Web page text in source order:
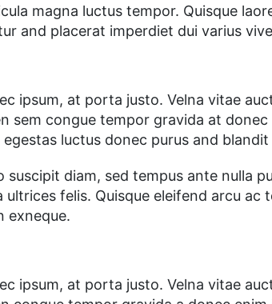
magna luctus tempor. Quisque
and placerat imperdiet dui varius
ipsum, at porta justo. Velna vitae
sem congue tempor gravida at
luctus donec purus and blandit
diam, sed tempus ante nulla
felis. Quisque eleifend arcu ac
exneque.
ipsum, at porta justo. Velna vitae